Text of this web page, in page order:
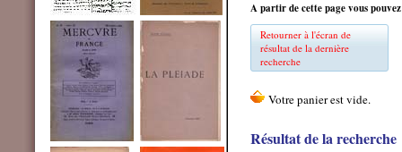
A partir de cette page vous
Retourner à l'écran de
résultat de la dernière
recherche
Résultat de la recherche